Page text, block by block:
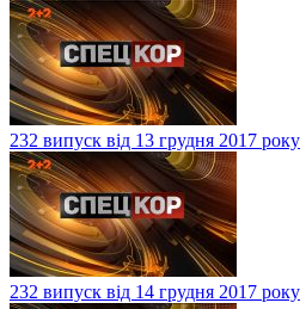
232 випуск від 13 грудня 2017 року
232 випуск від 14 грудня 2017 року